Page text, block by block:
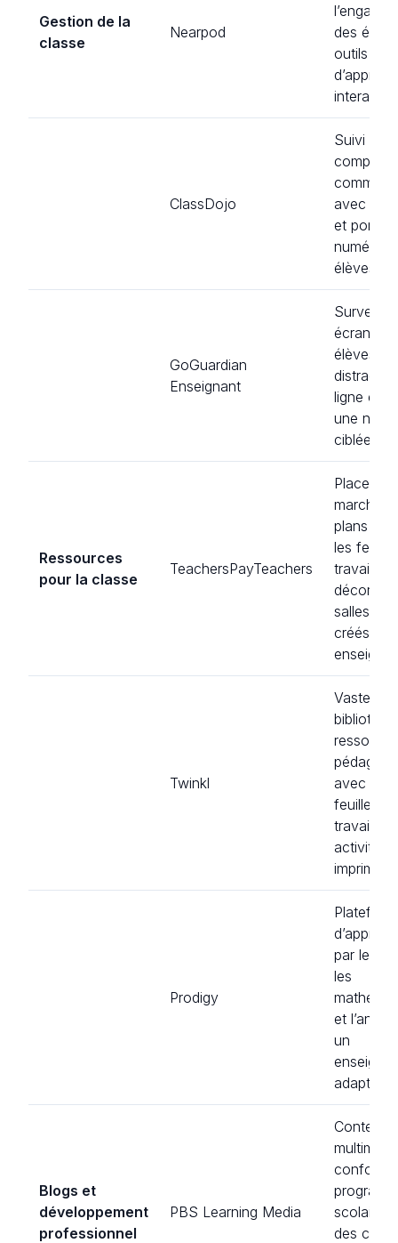
Gestion de la
classe
Nearpod
des
outils
ClassDojo
Suivi des
avec les
et
élèves.
GoGuardian
Enseignant
Surveille
écrans
élèves,
ligne et
une
ciblée.
Ressources
pour la classe
TeachersPayTeachers
Place de
marché
plans de
les
travail et
salles de
créés par
Twinkl
Vaste
avec des
feuilles de
travail et
activités
Prodigy
par le jeu
les
et
un
adapté.
Blogs et
développement
professionnel
PBS Learning Media
Contenu
scolaire
des